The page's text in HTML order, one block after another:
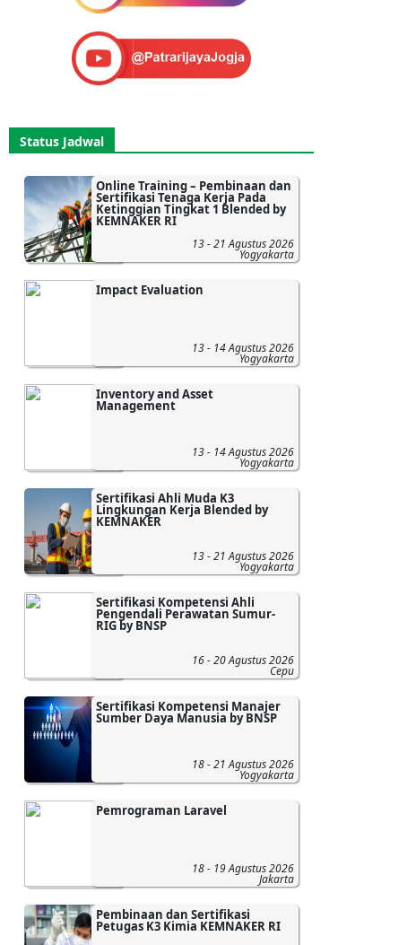
Status Jadwal
Online Training – Pembinaan dan
Sertifikasi Tenaga Kerja Pada
Ketinggian Tingkat 1 Blended by
KEMNAKER RI
13 - 21 Agustus 2026
Yogyakarta
Impact Evaluation
13 - 14 Agustus 2026
Yogyakarta
Inventory and Asset
Management
13 - 14 Agustus 2026
Yogyakarta
Sertifikasi Ahli Muda K3
Lingkungan Kerja Blended by
KEMNAKER
13 - 21 Agustus 2026
Yogyakarta
Sertifikasi Kompetensi Ahli
Pengendali Perawatan Sumur-
RIG by BNSP
16 - 20 Agustus 2026
Cepu
Sertifikasi Kompetensi Manajer
Sumber Daya Manusia by BNSP
18 - 21 Agustus 2026
Yogyakarta
Pemrograman Laravel
18 - 19 Agustus 2026
Jakarta
Pembinaan dan Sertifikasi
Petugas K3 Kimia KEMNAKER RI